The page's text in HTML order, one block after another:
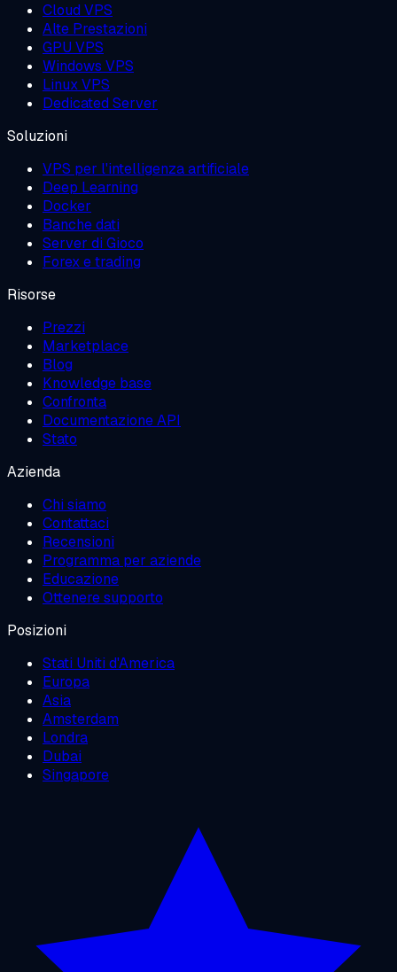
Cloud VPS
Alte Prestazioni
GPU VPS
Windows VPS
Linux VPS
Dedicated Server
Soluzioni
VPS per l'intelligenza artificiale
Deep Learning
Docker
Banche dati
Server di Gioco
Forex e trading
Risorse
Prezzi
Marketplace
Blog
Knowledge base
Confronta
Documentazione API
Stato
Azienda
Chi siamo
Contattaci
Recensioni
Programma per aziende
Educazione
Ottenere supporto
Posizioni
Stati Uniti d'America
Europa
Asia
Amsterdam
Londra
Dubai
Singapore